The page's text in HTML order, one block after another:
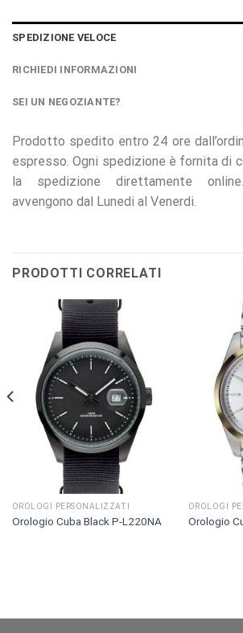
SPEDIZIONE VELOCE
RICHIEDI INFORMAZIONI
SEI UN NEGOZIANTE?
Prodotto spedito entro 24 ore
espresso. Ogni spedizione è fornita di
la spedizione direttamente
avvengono dal Lunedi al Venerdi.
PRODOTTI CORRELATI
OROLOGI PERSONALIZZATI
Orologio Cuba Black P-L220NA
OROLOGI
Orologio